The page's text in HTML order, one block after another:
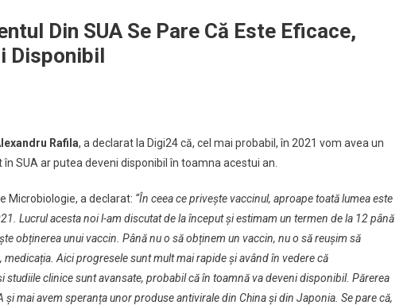
Din SUA Se Pare Că Este Eficace,
Disponibil
Rafila, a declarat la Digi24 că, cel mai probabil, în 2021 vom avea un
SUA ar putea deveni disponibil în toamna acestui an.
Microbiologie, a declarat: “În ceea ce privește vaccinul, aproape toată lumea este
Lucrul acesta noi l-am discutat de la început și estimam un termen de la 12 până
obținerea unui vaccin. Până nu o să obținem un vaccin, nu o să reușim să
Aici progresele sunt mult mai rapide și având în vedere că
studiile clinice sunt avansate, probabil că în toamnă va deveni disponibil. Părerea
mai avem speranța unor produse antivirale din China și din Japonia. Se pare că,